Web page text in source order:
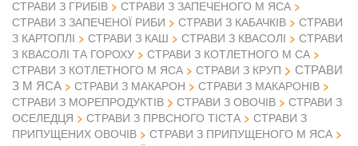
СТРАВИ З ГРИБІВ
СТРАВИ З ЗАПЕЧЕНОГО М ЯСА
СТРАВИ З ЗАПЕЧЕНОЇ РИБИ
СТРАВИ З КАБАЧКІВ
СТРАВИ
З КАРТОПЛІ
СТРАВИ З КАШ СТРАВИ З КВАСОЛІ
СТРАВИ
З КВАСОЛІ ТА ГОРОХУ
СТРАВИ З КОТЛЕТНОГО М СА
СТРАВИ З КОТЛЕТНОГО М ЯСА
СТРАВИ З КРУП
СТРАВИ
З М ЯСА
СТРАВИ З МАКАРОН
СТРАВИ З МАКАРОНІВ
СТРАВИ З МОРЕПРОДУКТІВ
СТРАВИ З ОВОЧІВ
СТРАВИ З
ОСЕЛЕДЦЯ
СТРАВИ З ПРВСНОГО ТІСТА
СТРАВИ З
ПРИПУЩЕНИХ ОВОЧІВ
СТРАВИ З ПРИПУЩЕНОГО М ЯСА